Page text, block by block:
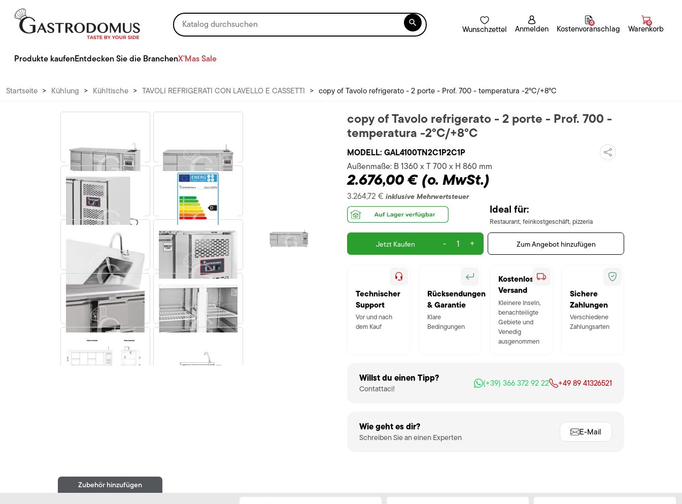

Wunschzettel Anmelden Kostenvoranschlag
0
Warenkorb
0
Produkte kaufenEntdecken Sie die BranchenX'Mas Sale
Startseite > Kühlung > Kühltische > TAVOLI REFRIGERATI CON LAVELLO E CASSETTI > copy of Tavolo refrigerato - 2 porte - Prof. 700 - temperatura -2°C/+8°C
copy of Tavolo refrigerato - 2 porte - Prof. 700 -
temperatura -2°C/+8°C
MODELL: GAL4100TN2C1P2C1P
Außenmaße: B 1360 x T 700 x H 860 mm
2.676,00 € (o. MwSt.)
3.264,72 € inklusive Mehrwertsteuer
Ideal für:
Restaurant, feinkostgeschäft, pizzeria
Jetzt Kaufen - + Zum Angebot hinzufügen
Technischer
Support
Vor und nach
dem Kauf
Rücksendungen
& Garantie
Klare
Bedingungen
Kostenloser
Versand
Kleinere Inseln,
benachteiligte
Gebiete und
Venedig
ausgenommen
Sichere
Zahlungen
Verschiedene
Zahlungsarten
Willst du einen Tipp?
Contattaci!
(+39) 366 372 92 22 +49 89 41326521
Wie geht es dir?
Schreiben Sie an einen Experten
E-Mail
Zubehör hinzufügen